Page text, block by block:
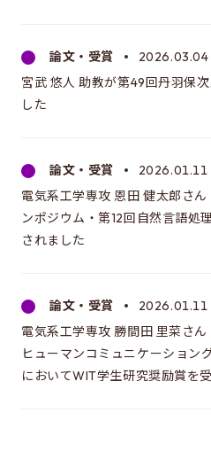
論文・受賞
2026.03.04
宮武 悠人 助教が第49回丹羽保
した
論文・受賞
2026.01.11
電気系工学専攻 恩田 健太郎さ
ンポジウム・第12回自然言語処
されました
論文・受賞
2026.01.11
電気系工学専攻 勝間田 里菜さ
ヒューマンコミュニケーション
においてWIT学生研究奨励賞を